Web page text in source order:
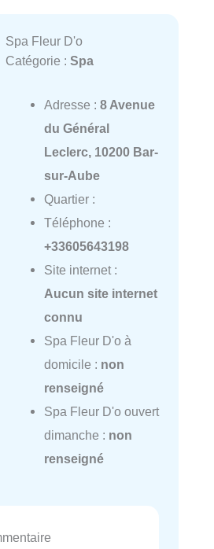
Spa Fleur D'o
Catégorie : Spa
Adresse : 8 Avenue
du Général
Leclerc, 10200 Bar-
sur-Aube
Quartier :
Téléphone :
+33605643198
Site internet :
Aucun site internet
connu
Spa Fleur D'o à
domicile : non
renseigné
Spa Fleur D'o ouvert
dimanche : non
renseigné